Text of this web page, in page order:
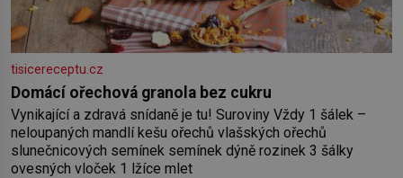
tisicereceptu.cz
Domácí ořechová granola bez cukru
Vynikající a zdravá snídaně je tu! Suroviny Vždy 1 šálek –
neloupaných mandlí kešu ořechů vlašských ořechů
slunečnicových semínek semínek dýně rozinek 3 šálky
ovesných vloček 1 lžíce mlet